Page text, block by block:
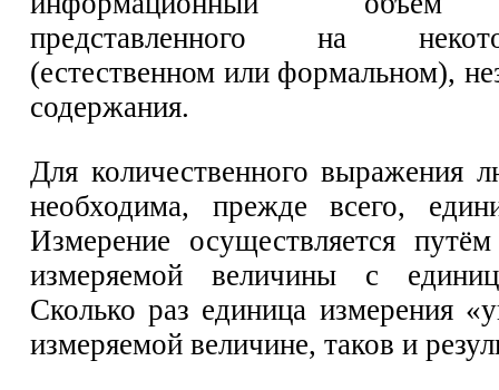
представленного на
(естественном или формальном),
содержания.
Для количественного выражения
необходима, прежде всего,
Измерение осуществляется путём
измеряемой величины с
Сколько раз единица измерения
измеряемой величине, таков и